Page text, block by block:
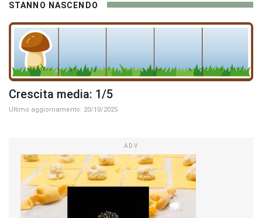
STANNO NASCENDO
Crescita media: 1/5
Ultimo aggiornamento: 20/10/2025
ADV